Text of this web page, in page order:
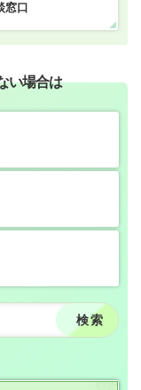
窓口
い場合は